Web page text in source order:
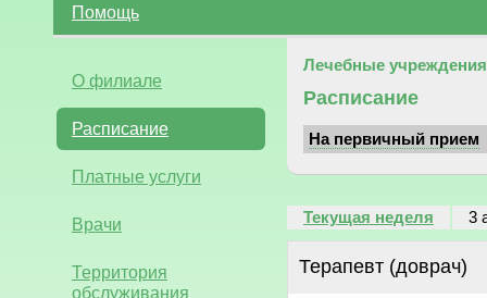
Помощь
О филиале
Расписание
Платные услуги
Врачи
Территория
обслуживания
Лечебные учреждения
Расписание
На первичный прием
Текущая неделя 3
Терапевт (доврач)